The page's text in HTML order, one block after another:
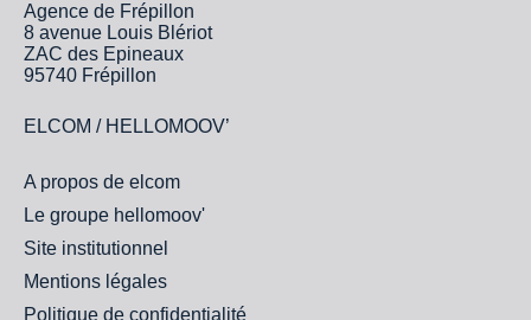
Agence de Frépillon
8 avenue Louis Blériot
ZAC des Epineaux
95740 Frépillon
ELCOM / HELLOMOOV’
A propos de elcom
Le groupe hellomoov'
Site institutionnel
Mentions légales
Politique de confidentialité